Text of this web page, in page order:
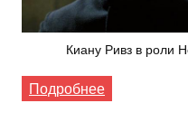
Киану Ривз в роли
Подробнее